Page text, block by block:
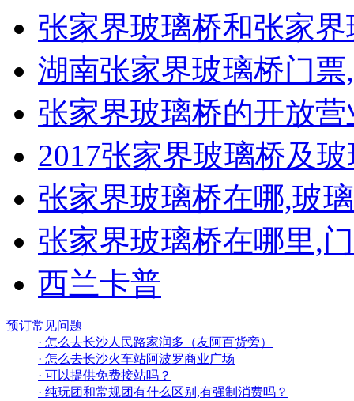
张家界玻璃桥和张家
湖南张家界玻璃桥门
张家界玻璃桥的开放
2017张家界玻璃桥及
张家界玻璃桥在哪,玻
张家界玻璃桥在哪里,
西兰卡普
预订常见问题
· 怎么去长沙人民路家润多（友阿百货旁）
· 怎么去长沙火车站阿波罗商业广场
· 可以提供免费接站吗？
· 纯玩团和常规团有什么区别,有强制消费吗？